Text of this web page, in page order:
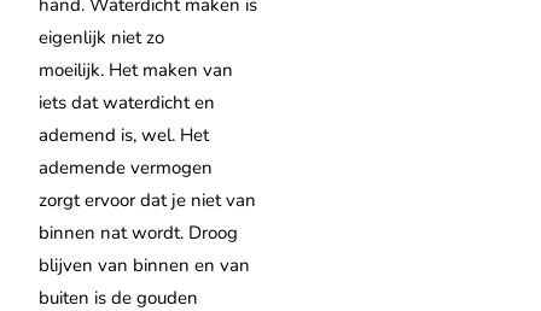
eigenlijk niet zo
moeilijk. Het maken van
iets dat waterdicht en
ademend is, wel. Het
ademende vermogen
zorgt ervoor dat je niet van
binnen nat wordt. Droog
blijven van binnen en van
buiten is de gouden